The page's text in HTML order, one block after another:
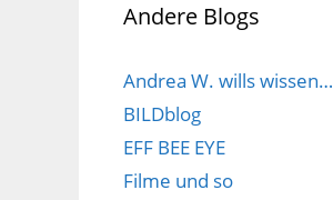
Andere Blogs
Andrea W. wills wissen…
BILDblog
EFF BEE EYE
Filme und so